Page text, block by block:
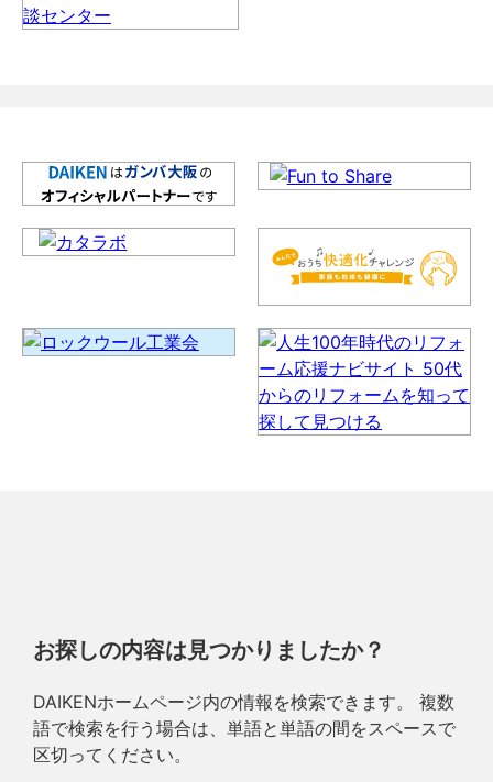
お探しの内容は見つかりましたか？
DAIKENホームページ内の情報を検索できます。 複数
語で検索を行う場合は、単語と単語の間をスペースで
区切ってください。